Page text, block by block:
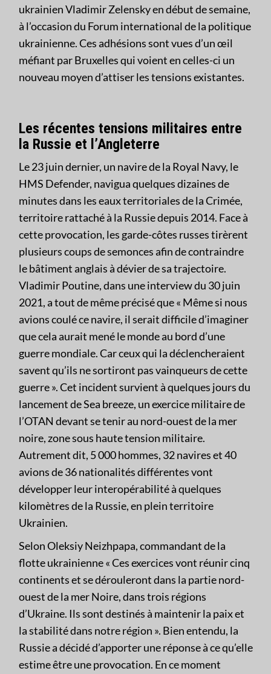
ukrainien Vladimir Zelensky en début de semaine,
à l’occasion du Forum international de la politique
ukrainienne. Ces adhésions sont vues d’un œil
méfiant par Bruxelles qui voient en celles-ci un
nouveau moyen d’attiser les tensions existantes.
Les récentes tensions militaires entre
la Russie et l’Angleterre
Le 23 juin dernier, un navire de la Royal Navy, le
HMS Defender, navigua quelques dizaines de
minutes dans les eaux territoriales de la Crimée,
territoire rattaché à la Russie depuis 2014. Face à
cette provocation, les garde-côtes russes tirèrent
plusieurs coups de semonces afin de contraindre
le bâtiment anglais à dévier de sa trajectoire.
Vladimir Poutine, dans une interview du 30 juin
2021, a tout de même précisé que « Même si nous
avions coulé ce navire, il serait difficile d’imaginer
que cela aurait mené le monde au bord d’une
guerre mondiale. Car ceux qui la déclencheraient
savent qu’ils ne sortiront pas vainqueurs de cette
guerre ». Cet incident survient à quelques jours du
lancement de Sea breeze, un exercice militaire de
l’OTAN devant se tenir au nord-ouest de la mer
noire, zone sous haute tension militaire.
Autrement dit, 5 000 hommes, 32 navires et 40
avions de 36 nationalités différentes vont
développer leur interopérabilité à quelques
kilomètres de la Russie, en plein territoire
Ukrainien.
Selon Oleksiy Neizhpapa, commandant de la
flotte ukrainienne « Ces exercices vont réunir cinq
continents et se dérouleront dans la partie nord-
ouest de la mer Noire, dans trois régions
d’Ukraine. Ils sont destinés à maintenir la paix et
la stabilité dans notre région ». Bien entendu, la
Russie a décidé d’apporter une réponse à ce qu’elle
estime être une provocation. En ce moment